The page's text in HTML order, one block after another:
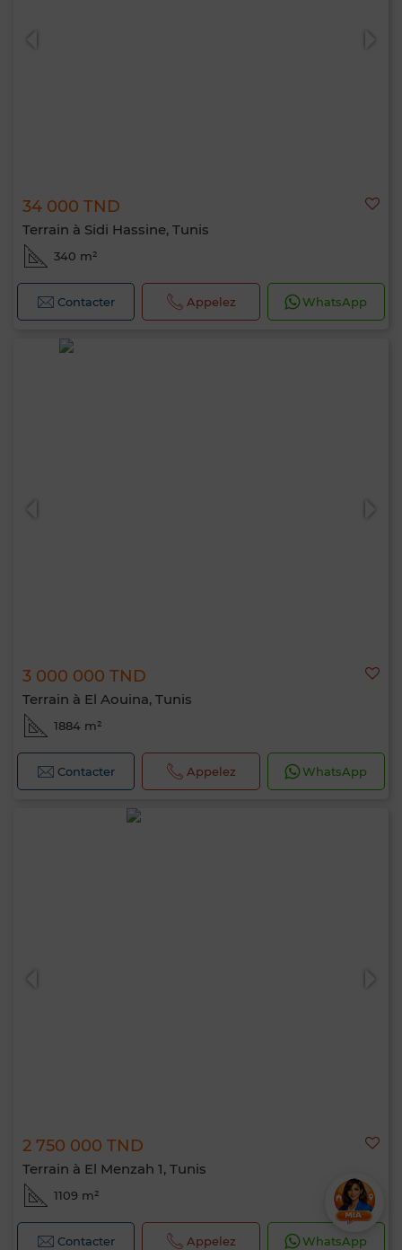
34 000 TND
Terrain à Sidi Hassine, Tunis
340 m²
Contacter Appelez WhatsApp
3 000 000 TND
Terrain à El Aouina, Tunis
1884 m²
Contacter Appelez WhatsApp
2 750 000 TND
Terrain à El Menzah 1, Tunis
1109 m²
Contacter Appelez WhatsApp